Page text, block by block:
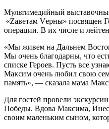
Мультимедийный
«Zаветам Vерны» посвящен
операции. В их числе и
«Мы живем на Дальнем
Мы очень благодарны, что
списке Героев. Пусть все
Максим очень любил свою
память», — сказала мама
Для гостей провели
Победы. Вдова Максима,
своим маленьким сыном,